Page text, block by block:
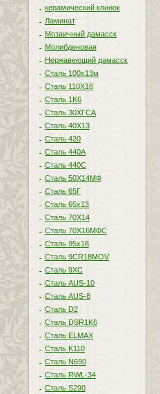
керамический клинок
Ламинат
Мозаичный дамасск
Молибденовая
Нержавеющий дамасск
Сталь 100х13м
Сталь 110Х18
Сталь 1K6
Сталь 30ХГСА
Сталь 40Х13
Сталь 420
Сталь 440A
Сталь 440С
Сталь 50Х14МФ
Сталь 65Г
Сталь 65х13
Сталь 70Х14
Сталь 70Х16МФС
Сталь 95х18
Сталь 9CR18MOV
Сталь 9ХС
Сталь AUS-10
Сталь AUS-8
Сталь D2
Сталь DSR1K6
Сталь ELMAX
Сталь K110
Сталь N690
Сталь RWL-34
Сталь S290